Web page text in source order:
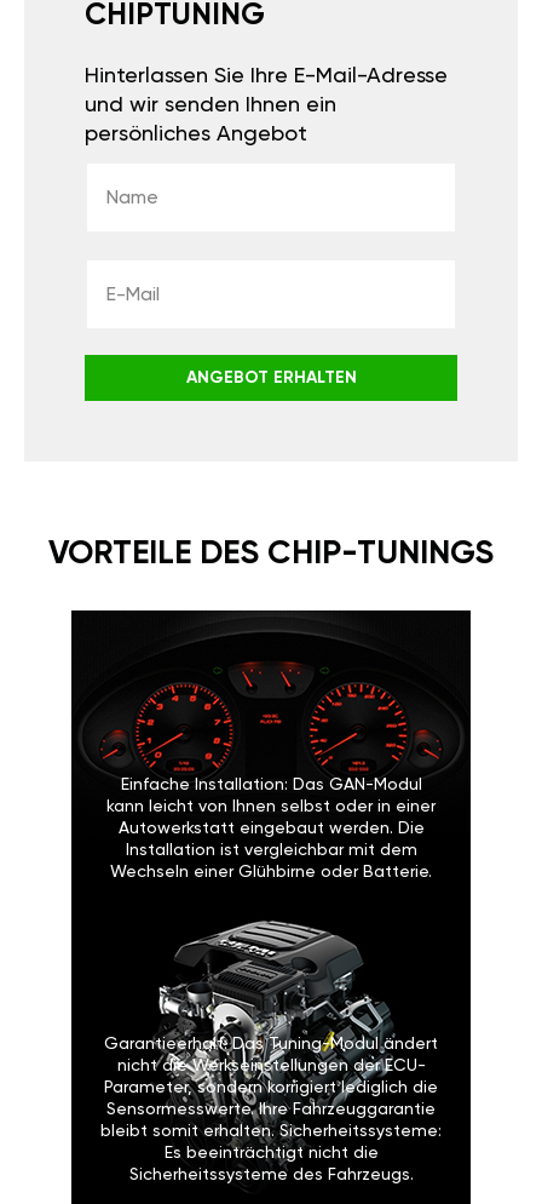
CHIPTUNING
Hinterlassen Sie Ihre E-Mail-Adresse
und wir senden Ihnen ein
persönliches Angebot
ANGEBOT ERHALTEN
VORTEILE DES CHIP-TUNINGS
Einfache Installation: Das GAN-Modul
kann leicht von Ihnen selbst oder in einer
Autowerkstatt eingebaut werden. Die
Installation ist vergleichbar mit dem
Wechseln einer Glühbirne oder Batterie.
Garantieerhalt: Das Tuning-Modul ändert
nicht die Werkseinstellungen der ECU-
Parameter, sondern korrigiert lediglich die
Sensormesswerte. Ihre Fahrzeuggarantie
bleibt somit erhalten. Sicherheitssysteme:
Es beeinträchtigt nicht die
Sicherheitssysteme des Fahrzeugs.